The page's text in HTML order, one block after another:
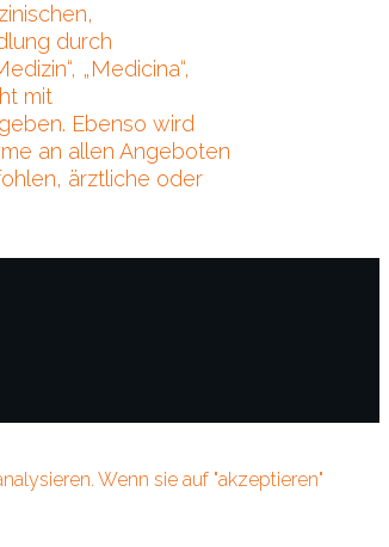
durch
„Medicina“,
mit
Ebenso wird
an allen Angeboten
ärztliche oder
Wenn sie auf "akzeptieren"